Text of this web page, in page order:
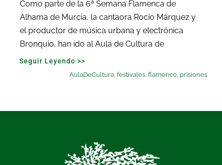
Como parte de la 6ª Semana Flamenca de
Alhama de Murcia, la cantaora Rocío Márquez y
el productor de música urbana y electrónica
Bronquio, han ido al Aula de Cultura de
Seguir Leyendo >>
AulaDeCultura ,festivales ,flamenco prisiones